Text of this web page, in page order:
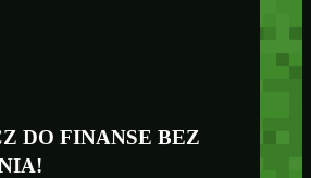
DO FINANSE BEZ